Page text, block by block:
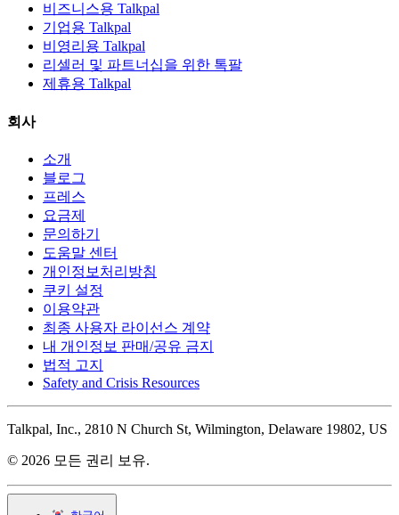
비즈니스용 Talkpal
기업용 Talkpal
비영리용 Talkpal
리셀러 및 파트너십을 위한 톡팔
제휴용 Talkpal
회사
소개
블로그
프레스
요금제
문의하기
도움말 센터
개인정보처리방침
쿠키 설정
이용약관
최종 사용자 라이선스 계약
내 개인정보 판매/공유 금지
법적 고지
Safety and Crisis Resources
Talkpal, Inc., 2810 N Church St, Wilmington, Delaware 19802, US
© 2026 모든 권리 보유.